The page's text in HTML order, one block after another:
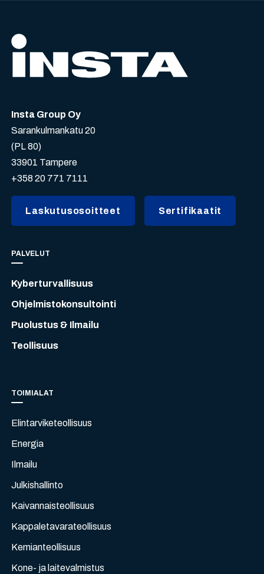
Insta Group Oy
Sarankulmankatu 20
(PL 80)
33901 Tampere
+358 20 771 7111
Laskutusosoitteet Sertifikaatit
PALVELUT
Kyberturvallisuus
Ohjelmistokonsultointi
Puolustus & Ilmailu
Teollisuus
TOIMIALAT
Elintarviketeollisuus
Energia
Ilmailu
Julkishallinto
Kaivannaisteollisuus
Kappaletavarateollisuus
Kemianteollisuus
Kone- ja laitevalmistus